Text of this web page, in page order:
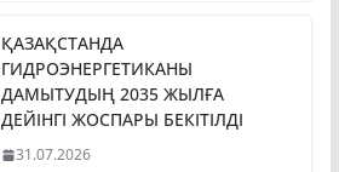
ҚАЗАҚСТАНДА
ГИДРОЭНЕРГЕТИКАНЫ
ДАМЫТУДЫҢ 2035 ЖЫЛҒА
ДЕЙІНГІ ЖОСПАРЫ БЕКІТІЛДІ
31.07.2026